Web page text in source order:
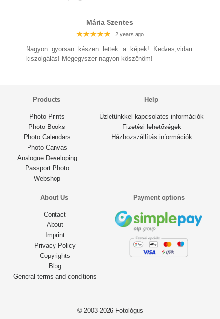
Mária Szentes
2 years ago
Nagyon gyorsan készen lettek a képek! Kedves,vidam
kiszolgálás! Mégegyszer nagyon köszönöm!
2 years ago
2 years ago
2 years ago
Products
Photo Prints
Photo Books
Photo Calendars
Photo Canvas
Analogue Developing
Passport Photo
Webshop
Help
Üzletünkkel kapcsolatos információk
Fizetési lehetőségek
Házhozszállítás információk
About Us
Contact
About
Imprint
Privacy Policy
Copyrights
Blog
General terms and conditions
Payment options
© 2003-2026 Fotológus